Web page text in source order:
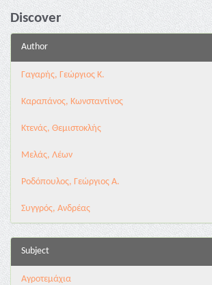
Discover
Author
Γαγαρής, Γεώργιος Κ.
Καραπάνος, Κωνσταντίνος
Κτενάς, Θεμιστοκλής
Μελάς, Λέων
Ροδόπουλος, Γεώργιος Α.
Συγγρός, Ανδρέας
Subject
Αγροτεμάχια